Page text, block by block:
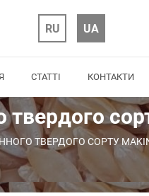
RU UA
СТАТТІ КОНТАКТИ
твердого
ТВЕРДОГО СОРТУ